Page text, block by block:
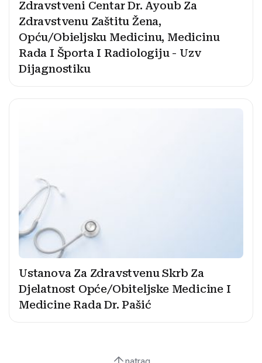
Zdravstveni Centar Dr. Ayoub Za
Zdravstvenu Zaštitu Žena,
Opću/Obieljsku Medicinu, Medicinu
Rada I Športa I Radiologiju - Uzv
Dijagnostiku
Ustanova Za Zdravstvenu Skrb Za
Djelatnost Opće/Obiteljske Medicine I
Medicine Rada Dr. Pašić